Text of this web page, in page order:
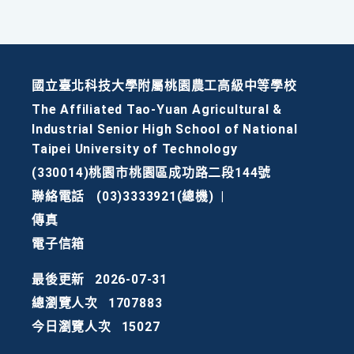
國立臺北科技大學附屬桃園農工高級中等學校
The Affiliated Tao-Yuan Agricultural &
Industrial Senior High School of National
Taipei University of Technology
(330014)桃園市桃園區成功路二段144號
聯絡電話
(03)3333921(總機)
傳真
電子信箱
最後更新
2026-07-31
總瀏覽人次
1707883
今日瀏覽人次
15027